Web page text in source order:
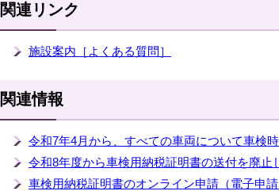
関連リンク
施設案内［よくある質問］
関連情報
令和7年4月から、すべての車両について車検
令和8年度から車検用納税証明書の送付を廃止
車検用納税証明書のオンライン申請（電子申